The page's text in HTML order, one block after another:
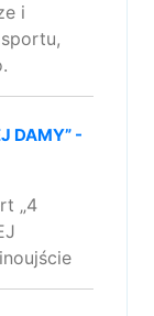
i
DAMY” -
„4